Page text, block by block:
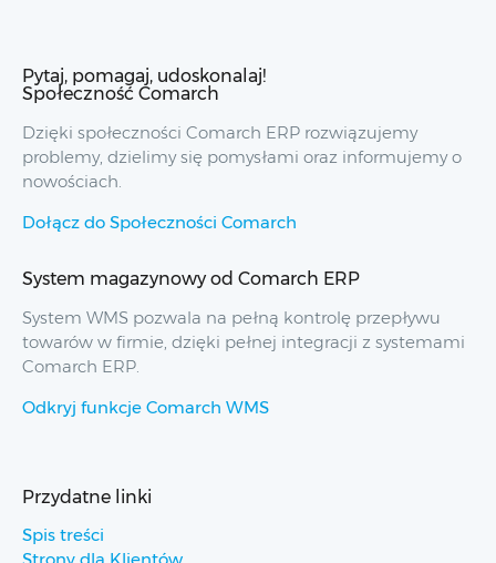
Pytaj, pomagaj, udoskonalaj!
Społeczność Comarch
Dzięki społeczności Comarch ERP rozwiązujemy
problemy, dzielimy się pomysłami oraz informujemy o
nowościach.
Dołącz do Społeczności Comarch
System magazynowy od Comarch ERP
System WMS pozwala na pełną kontrolę przepływu
towarów w firmie, dzięki pełnej integracji z systemami
Comarch ERP.
Odkryj funkcje Comarch WMS
Przydatne linki
Spis treści